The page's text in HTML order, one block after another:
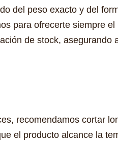
del peso exacto y del
para ofrecerte siempre
de stock,
recomendamos cortar
el producto alcance la